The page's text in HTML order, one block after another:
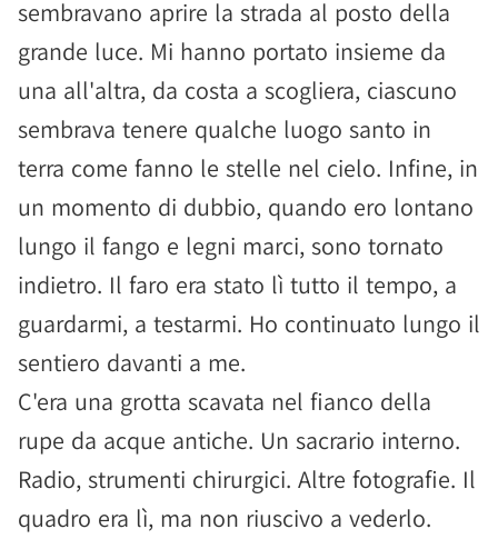
sembravano aprire la strada al posto della
grande luce. Mi hanno portato insieme da
una all'altra, da costa a scogliera, ciascuno
sembrava tenere qualche luogo santo in
terra come fanno le stelle nel cielo. Infine, in
un momento di dubbio, quando ero lontano
lungo il fango e legni marci, sono tornato
indietro. Il faro era stato lì tutto il tempo, a
guardarmi, a testarmi. Ho continuato lungo il
sentiero davanti a me.
C'era una grotta scavata nel fianco della
rupe da acque antiche. Un sacrario interno.
Radio, strumenti chirurgici. Altre fotografie. Il
quadro era lì, ma non riuscivo a vederlo.